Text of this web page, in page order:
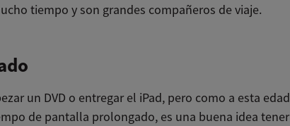
tiempo y son grandes compañeros de viaje.
un DVD o entregar el iPad, pero como a esta edad
de pantalla prolongado, es una buena idea tener